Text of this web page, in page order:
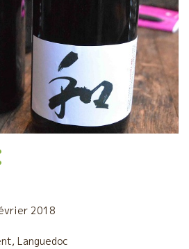
r
2018
, Languedoc